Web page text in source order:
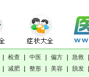
检查 中医 偏方 急救
减肥 整形 美容 脱发